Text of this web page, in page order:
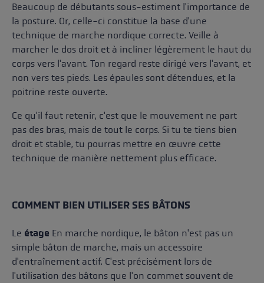
Beaucoup de débutants sous-estiment l'importance de
la posture. Or, celle-ci constitue la base d'une
technique de marche nordique correcte. Veille à
marcher le dos droit et à incliner légèrement le haut du
corps vers l'avant. Ton regard reste dirigé vers l'avant, et
non vers tes pieds. Les épaules sont détendues, et la
poitrine reste ouverte.
Ce qu'il faut retenir, c'est que le mouvement ne part
pas des bras, mais de tout le corps. Si tu te tiens bien
droit et stable, tu pourras mettre en œuvre cette
technique de manière nettement plus efficace.
COMMENT BIEN UTILISER SES BÂTONS
Le étage En marche nordique, le bâton n'est pas un
simple bâton de marche, mais un accessoire
d'entraînement actif. C'est précisément lors de
l'utilisation des bâtons que l'on commet souvent de